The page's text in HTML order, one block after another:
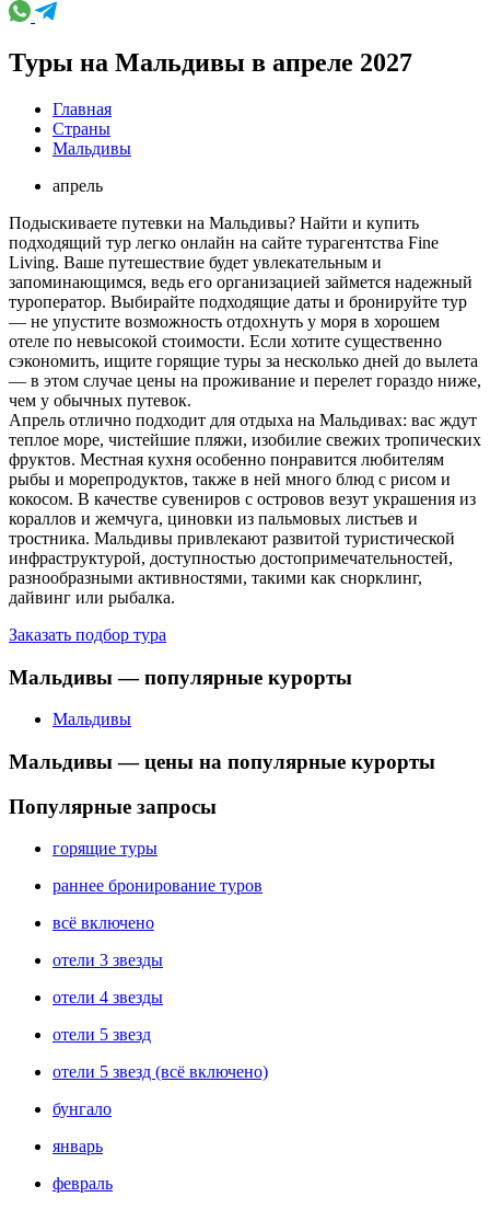
Туры на Мальдивы в апреле 2027
Главная
Страны
Мальдивы
апрель
Подыскиваете путевки на Мальдивы? Найти и купить
подходящий тур легко онлайн на сайте турагентства Fine
Living. Ваше путешествие будет увлекательным и
запоминающимся, ведь его организацией займется надежный
туроператор. Выбирайте подходящие даты и бронируйте тур
— не упустите возможность отдохнуть у моря в хорошем
отеле по невысокой стоимости. Если хотите существенно
сэкономить, ищите горящие туры за несколько дней до вылета
— в этом случае цены на проживание и перелет гораздо ниже,
чем у обычных путевок.
Апрель отлично подходит для отдыха на Мальдивах: вас ждут
теплое море, чистейшие пляжи, изобилие свежих тропических
фруктов. Местная кухня особенно понравится любителям
рыбы и морепродуктов, также в ней много блюд с рисом и
кокосом. В качестве сувениров с островов везут украшения из
кораллов и жемчуга, циновки из пальмовых листьев и
тростника. Мальдивы привлекают развитой туристической
инфраструктурой, доступностью достопримечательностей,
разнообразными активностями, такими как снорклинг,
дайвинг или рыбалка.
Заказать подбор тура
Мальдивы — популярные курорты
Мальдивы
Мальдивы — цены на популярные курорты
Популярные запросы
горящие туры
раннее бронирование туров
всё включено
отели 3 звезды
отели 4 звезды
отели 5 звезд
отели 5 звезд (всё включено)
бунгало
январь
февраль